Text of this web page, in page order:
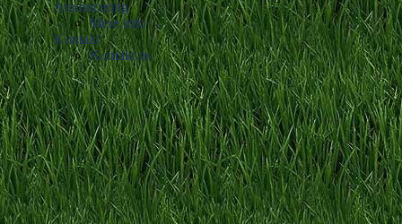
Annoncering
Mere info
Kontakt
Kontakt os